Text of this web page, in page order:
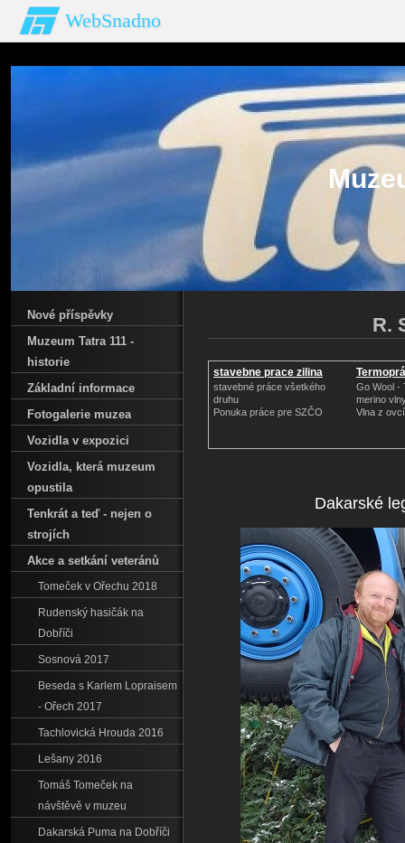
WebSnadno
R.
stavebne prace zilina
stavebné práce všetkého
druhu
Ponuka práce pre SZČO
vlny
Go Wool -
merino
Vlna z
Dakarské
Nové příspěvky
Muzeum Tatra 111 -
historie
Základní informace
Fotogalerie muzea
Vozidla v expozici
Vozidla‚ která muzeum
opustila
Tenkrát a teď - nejen o
strojích
Akce a setkání veteránů
Tomeček v Ořechu 2018
Rudenský hasičák na
Dobříči
Sosnová 2017
Beseda s Karlem Lopraisem
- Ořech 2017
Tachlovická Hrouda 2016
Lešany 2016
Tomáš Tomeček na
návštěvě v muzeu
Dakarská Puma na Dobříči